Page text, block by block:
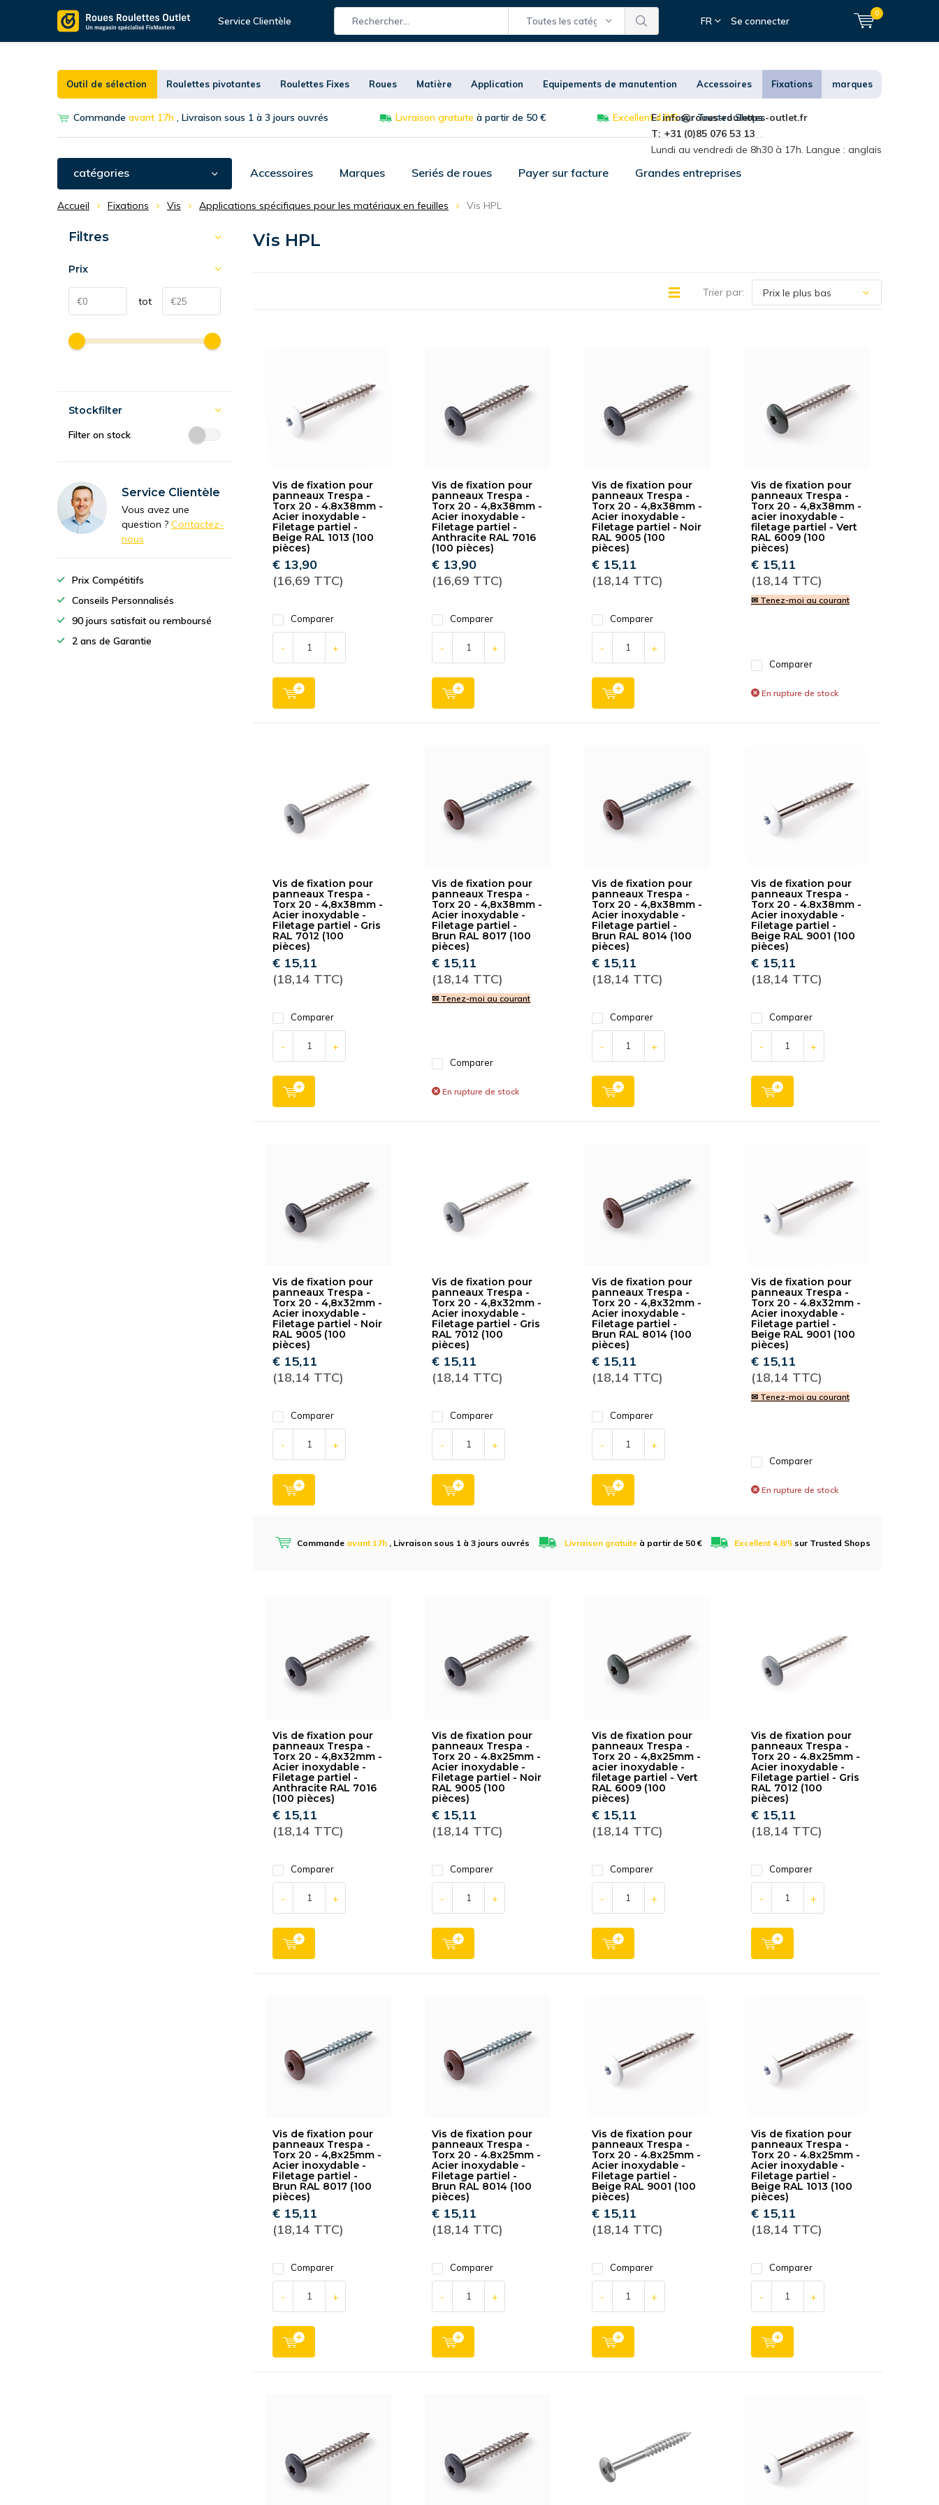
Service Clientèle Toutes les catégories FR Se connecter
0
Outil de sélection Roulettes pivotantes Roulettes Fixes Roues Matière Application Equipements de manutention Accessoires Fixations marques
Commande avant 17h , Livraison sous 1 à 3 jours ouvrés Livraison gratuite à partir de 50 € Excellent 4,8/5sur Trusted Shops
E:info@roues-roulettes-outlet.fr
T: +31 (0)85 076 53 13
Lundi au vendredi de 8h30 à 17h. Langue : anglais
catégories Accessoires Marques Seriés de roues Payer sur facture Grandes entreprises
Accueil Fixations Vis Applications spécifiques pour les matériaux en feuilles Vis HPL
Vis HPL
Trier par:
Vis de fixation pour
panneaux Trespa -
Torx 20 - 4.8x38mm -
Acier inoxydable -
Filetage partiel -
Beige RAL 1013 (100
pièces)
€ 13,90
(16,69 TTC)
Comparer
- +
Vis de fixation pour
panneaux Trespa -
Torx 20 - 4,8x38mm -
Acier inoxydable -
Filetage partiel -
Anthracite RAL 7016
(100 pièces)
€ 13,90
(16,69 TTC)
Comparer
- +
Vis de fixation pour
panneaux Trespa -
Torx 20 - 4,8x38mm -
Acier inoxydable -
Filetage partiel - Noir
RAL 9005 (100
pièces)
€ 15,11
(18,14 TTC)
Comparer
- +
Vis de fixation pour
panneaux Trespa -
Torx 20 - 4,8x38mm -
acier inoxydable -
filetage partiel - Vert
RAL 6009 (100
pièces)
€ 15,11
(18,14 TTC)
✉ Tenez-moi au courant
Comparer
En rupture de stock
Vis de fixation pour
panneaux Trespa -
Torx 20 - 4,8x38mm -
Acier inoxydable -
Filetage partiel - Gris
RAL 7012 (100
pièces)
€ 15,11
(18,14 TTC)
Comparer
- +
Vis de fixation pour
panneaux Trespa -
Torx 20 - 4,8x38mm -
Acier inoxydable -
Filetage partiel -
Brun RAL 8017 (100
pièces)
€ 15,11
(18,14 TTC)
✉ Tenez-moi au courant
Comparer
En rupture de stock
Vis de fixation pour
panneaux Trespa -
Torx 20 - 4,8x38mm -
Acier inoxydable -
Filetage partiel -
Brun RAL 8014 (100
pièces)
€ 15,11
(18,14 TTC)
Comparer
- +
Vis de fixation pour
panneaux Trespa -
Torx 20 - 4.8x38mm -
Acier inoxydable -
Filetage partiel -
Beige RAL 9001 (100
pièces)
€ 15,11
(18,14 TTC)
Comparer
- +
Vis de fixation pour
panneaux Trespa -
Torx 20 - 4,8x32mm -
Acier inoxydable -
Filetage partiel - Noir
RAL 9005 (100
pièces)
€ 15,11
(18,14 TTC)
Comparer
- +
Vis de fixation pour
panneaux Trespa -
Torx 20 - 4,8x32mm -
Acier inoxydable -
Filetage partiel - Gris
RAL 7012 (100
pièces)
€ 15,11
(18,14 TTC)
Comparer
- +
Vis de fixation pour
panneaux Trespa -
Torx 20 - 4,8x32mm -
Acier inoxydable -
Filetage partiel -
Brun RAL 8014 (100
pièces)
€ 15,11
(18,14 TTC)
Comparer
- +
Vis de fixation pour
panneaux Trespa -
Torx 20 - 4.8x32mm -
Acier inoxydable -
Filetage partiel -
Beige RAL 9001 (100
pièces)
€ 15,11
(18,14 TTC)
✉ Tenez-moi au courant
Comparer
En rupture de stock
Commande avant 17h , Livraison sous 1 à 3 jours ouvrés Livraison gratuite à partir de 50 € Excellent 4,8/5 sur Trusted Shops
Vis de fixation pour
panneaux Trespa -
Torx 20 - 4,8x32mm -
Acier inoxydable -
Filetage partiel -
Anthracite RAL 7016
(100 pièces)
€ 15,11
(18,14 TTC)
Comparer
- +
Vis de fixation pour
panneaux Trespa -
Torx 20 - 4.8x25mm -
Acier inoxydable -
Filetage partiel - Noir
RAL 9005 (100
pièces)
€ 15,11
(18,14 TTC)
Comparer
- +
Vis de fixation pour
panneaux Trespa -
Torx 20 - 4,8x25mm -
acier inoxydable -
filetage partiel - Vert
RAL 6009 (100
pièces)
€ 15,11
(18,14 TTC)
Comparer
- +
Vis de fixation pour
panneaux Trespa -
Torx 20 - 4.8x25mm -
Acier inoxydable -
Filetage partiel - Gris
RAL 7012 (100
pièces)
€ 15,11
(18,14 TTC)
Comparer
- +
Vis de fixation pour
panneaux Trespa -
Torx 20 - 4,8x25mm -
Acier inoxydable -
Filetage partiel -
Brun RAL 8017 (100
pièces)
€ 15,11
(18,14 TTC)
Comparer
- +
Vis de fixation pour
panneaux Trespa -
Torx 20 - 4.8x25mm -
Acier inoxydable -
Filetage partiel -
Brun RAL 8014 (100
pièces)
€ 15,11
(18,14 TTC)
Comparer
- +
Vis de fixation pour
panneaux Trespa -
Torx 20 - 4.8x25mm -
Acier inoxydable -
Filetage partiel -
Beige RAL 9001 (100
pièces)
€ 15,11
(18,14 TTC)
Comparer
- +
Vis de fixation pour
panneaux Trespa -
Torx 20 - 4.8x25mm -
Acier inoxydable -
Filetage partiel -
Beige RAL 1013 (100
pièces)
€ 15,11
(18,14 TTC)
Comparer
- +
Filtres
Prix
tot
Stockfilter
Filter on stock
Service Clientèle
Vous avez une
question ? Contactez-
nous
Prix Compétitifs
Conseils Personnalisés
90 jours satisfait ou remboursé
2 ans de Garantie